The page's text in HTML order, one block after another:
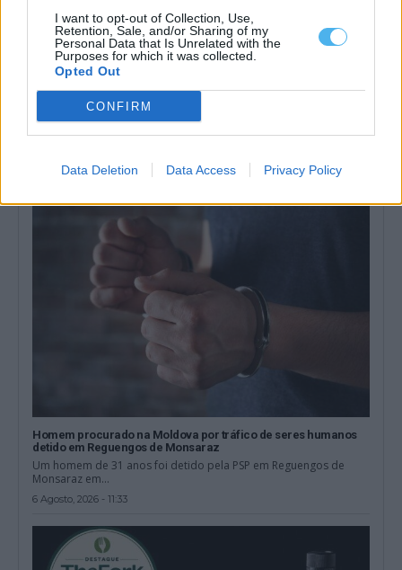
I want to opt-out of Collection, Use,
Retention, Sale, and/or Sharing of my
Personal Data that Is Unrelated with the
Purposes for which it was collected.
Opted Out
CONFIRM
Data Deletion Data Access Privacy Policy
Évora acolhe edição de 2026 do Summit GO4TRAVEL
Évora vai receber o Summit GO4TRAVEL 2026 entre os dias 13 e
6 Agosto, 2026 - 15:28
Homem procurado na Moldova por tráfico de seres humanos
detido em Reguengos de Monsaraz
Um homem de 31 anos foi detido pela PSP em Reguengos de
Monsaraz em...
6 Agosto, 2026 - 11:33